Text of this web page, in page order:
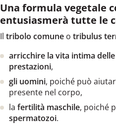
Una formula vegetale
entusiasmerà tutte le
Il tribolo comune o tribulus
arricchire la vita intima
prestazioni,
gli uomini, poiché può
presente nel corpo,
la fertilità maschile, poiché
spermatozoi.